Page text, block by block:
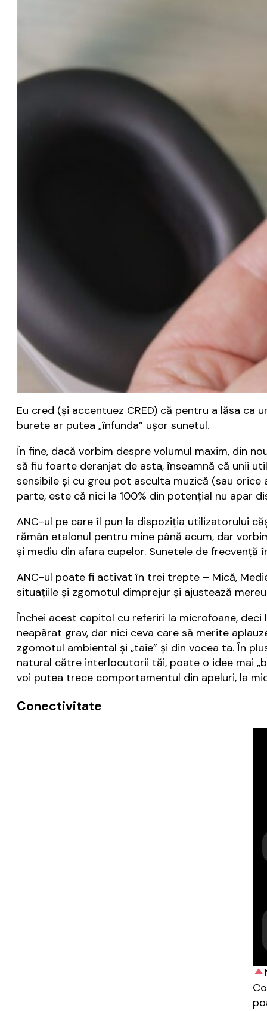
Eu cred (și accentuez CRED) că pentru a lăsa ca
burete ar putea „înfunda” ușor sunetul.
În fine, dacă vorbim despre volumul maxim, din
să fiu foarte deranjat de asta, înseamnă că unii
sensibile și cu greu pot asculta muzică (sau
parte, este că nici la 100% din potențial nu apar
ANC-ul pe care îl pun la dispoziția utilizatorului
rămân etalonul pentru mine până acum, dar
și mediu din afara cupelor. Sunetele de
ANC-ul poate fi activat în trei trepte – Mică,
situațiile și zgomotul dimprejur și ajustează
Închei acest capitol cu referiri la microfoane, deci
neapărat grav, dar nici ceva care să merite
zgomotul ambiental și „taie” și din vocea ta. În
natural către interlocutorii tăi, poate o idee mai
voi putea trece comportamentul din apeluri, la
Conectivitate